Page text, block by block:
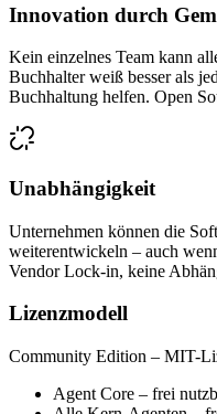
Innovation durch
Kein einzelnes Team kann
Buchhalter weiß besser als
Buchhaltung helfen. Open
Unabhängigkeit
Unternehmen können die
weiterentwickeln – auch
Vendor Lock-in, keine
Lizenzmodell
Community Edition – MIT-
Agent Core – frei